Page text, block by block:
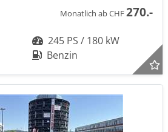
Monatlich ab CHF270.-
245 PS / 180 kW
Benzin